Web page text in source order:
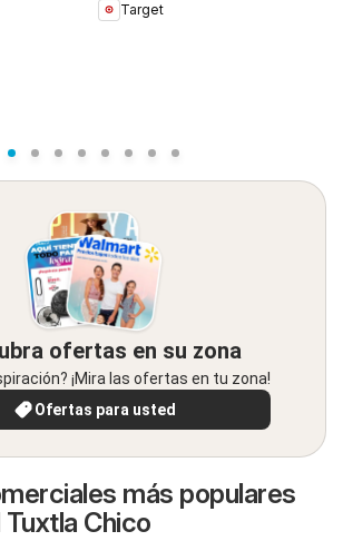
Target
ofertas en su zona
¡Mira las ofertas en tu zona!
Ofertas para usted
más populares
Chico